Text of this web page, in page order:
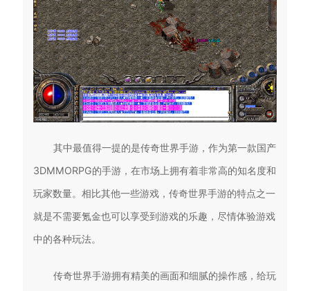
其中最值得一提的是传奇世界手游，作为第一款国产
3DMMORPG的手游，在市场上拥有着非常高的知名度和
玩家数量。相比其他一些游戏，传奇世界手游的特点之一
就是不需要氪金也可以享受到游戏的乐趣，尽情体验游戏
中的各种玩法。
传奇世界手游拥有精美的画面和细腻的操作感，给玩